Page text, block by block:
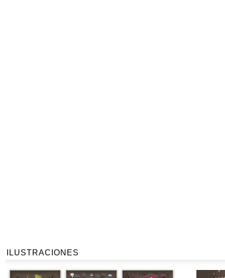
ILUSTRACIONES